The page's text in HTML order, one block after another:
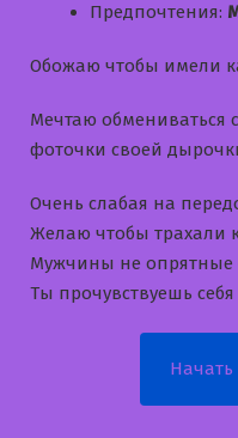
Предпочтения:
Обожаю чтобы имели
Мечтаю
фоточки своей
Очень слабая на
Желаю чтобы трахали
Мужчины не опрятные
Ты прочувствуешь
Начать